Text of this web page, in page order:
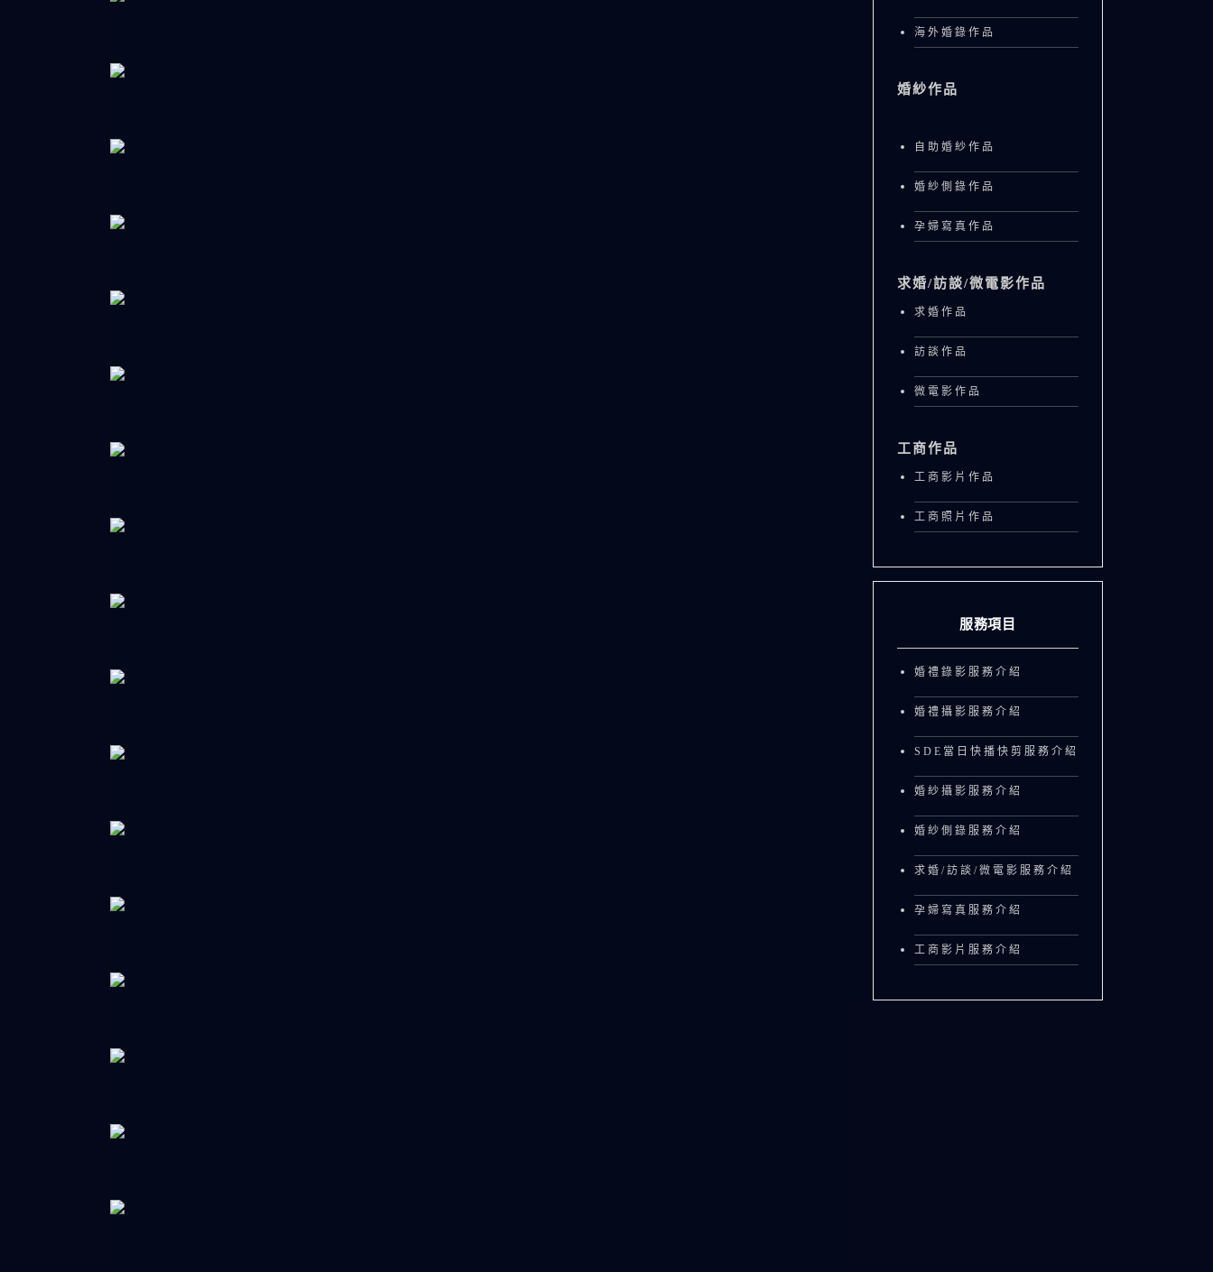
海外婚錄作品
婚紗作品
自助婚紗作品
婚紗側錄作品
孕婦寫真作品
求婚/訪談/微電影作品
求婚作品
訪談作品
微電影作品
工商作品
工商影片作品
工商照片作品
服務項目
婚禮錄影服務介紹
婚禮攝影服務介紹
SDE當日快播快剪服務介紹
婚紗攝影服務介紹
婚紗側錄服務介紹
求婚/訪談/微電影服務介紹
孕婦寫真服務介紹
工商影片服務介紹